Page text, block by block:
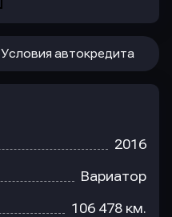
Условия автокредита
2016
Вариатор
106 478 км.